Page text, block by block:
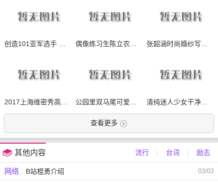
创造101亚军选手 小富婆吴宣仪写真 偶像练习生陈立农高清治愈系微笑写真 张韶涵时尚婚纱写真，美呆了
2017上海维密秀高清超模走秀大图
查看更多
流行 台词 励志
其他内容
03/03
网络 B站棍勇介绍